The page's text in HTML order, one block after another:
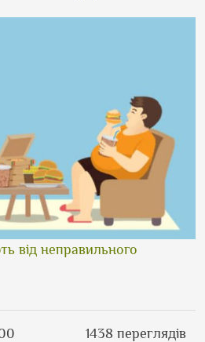
від неправильного
1438 переглядів